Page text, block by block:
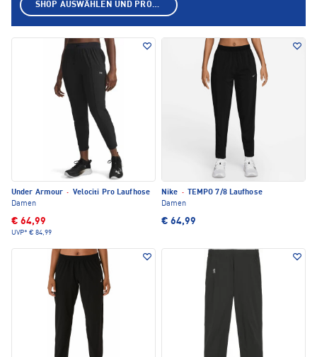
Under Armour · Velociti Pro Laufhose
Damen
€ 64,99
UVP* € 84,99
Nike ·
TEMPO 7/8 Laufhose
Damen
€ 64,99
SHOP AUSWÄHLEN UND PRODUKTE ANZEIGEN